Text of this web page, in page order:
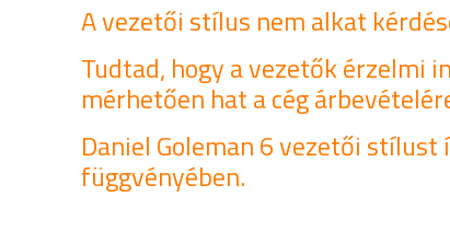
A vezetői stílus nem alkat
Tudtad, hogy a vezetők érzelmi
mérhetően hat a cég
Daniel Goleman 6 vezetői
függvényében.